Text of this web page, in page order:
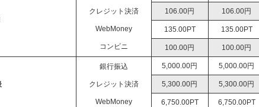
クレジット決済
WebMoney
コンビニ
106.00円 106.00円
135.00PT 135.00PT
100.00円 100.00円
銀行振込
クレジット決済
WebMoney
5,000.00円 5,000.00円
5,300.00円 5,300.00円
6,750.00PT 6,750.00PT